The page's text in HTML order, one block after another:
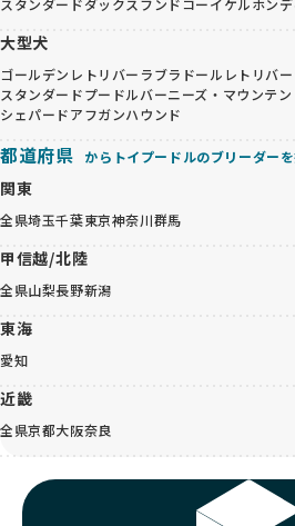
スタンダードダックスフンドコーイケルホンデ
大型犬
ゴールデンレトリバー ラブラドールレトリバー
スタンダードプードルバーニーズ・マウンテ
シェパードアフガンハウンド
都道府県 からトイプードルのブリーダー
関東
全県埼玉千葉東京神奈川群馬
甲信越/北陸
全県山梨長野新潟
東海
愛知
近畿
全県京都大阪奈良